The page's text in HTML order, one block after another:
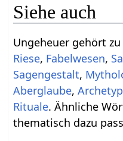
Siehe auch
Ungeheuer gehört
Riese, Fabelwesen,
Sagengestalt,
Aberglaube,Archetyp
Rituale. Ähnliche
thematisch dazu